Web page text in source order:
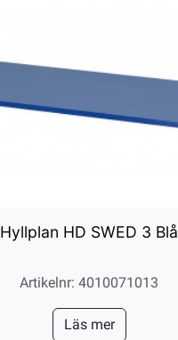
Hyllplan HD SWED 3 Blå
Artikelnr: 4010071013
Läs mer